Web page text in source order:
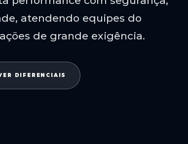
atendendo equipes do
de grande exigência.
DIFERENCIAIS